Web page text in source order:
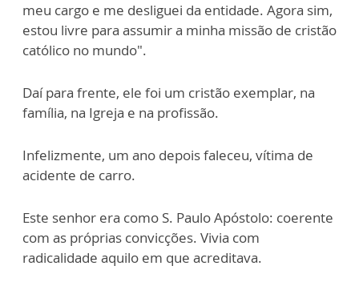
meu cargo e me desliguei da entidade. Agora sim,
estou livre para assumir a minha missão de cristão
católico no mundo".
Daí para frente, ele foi um cristão exemplar, na
família, na Igreja e na profissão.
Infelizmente, um ano depois faleceu, vítima de
acidente de carro.
Este senhor era como S. Paulo Apóstolo: coerente
com as próprias convicções. Vivia com
radicalidade aquilo em que acreditava.